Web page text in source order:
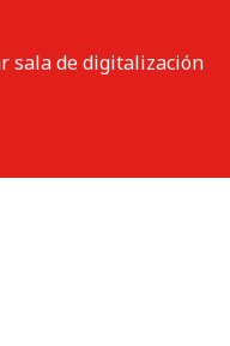
sala de digitalización